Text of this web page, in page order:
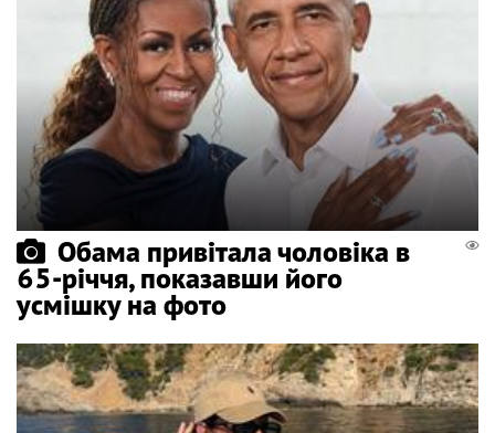
Обама привітала чоловіка в
65-річчя, показавши його
усмішку на фото